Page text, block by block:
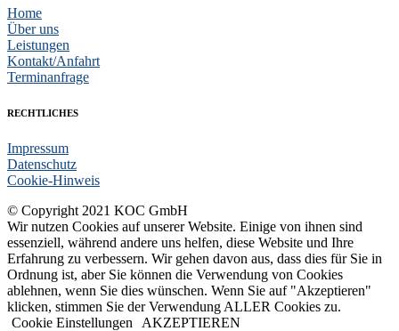
Home
Über uns
Leistungen
Kontakt/Anfahrt
Terminanfrage
RECHTLICHES
Impressum
Datenschutz
Cookie-Hinweis
© Copyright 2021 KOC GmbH
Wir nutzen Cookies auf unserer Website. Einige von ihnen sind
essenziell, während andere uns helfen, diese Website und Ihre
Erfahrung zu verbessern. Wir gehen davon aus, dass dies für Sie in
Ordnung ist, aber Sie können die Verwendung von Cookies
ablehnen, wenn Sie dies wünschen. Wenn Sie auf "Akzeptieren"
klicken, stimmen Sie der Verwendung ALLER Cookies zu.
Cookie Einstellungen
AKZEPTIEREN